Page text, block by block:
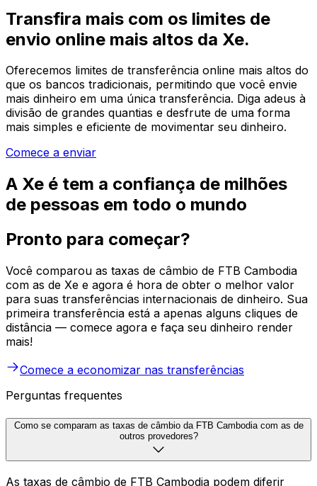
Transfira mais com os limites de
envio online mais altos da Xe.
Oferecemos limites de transferência online mais altos do
que os bancos tradicionais, permitindo que você envie
mais dinheiro em uma única transferência. Diga adeus à
divisão de grandes quantias e desfrute de uma forma
mais simples e eficiente de movimentar seu dinheiro.
Comece a enviar
A Xe é tem a confiança de milhões
de pessoas em todo o mundo
Pronto para começar?
Você comparou as taxas de câmbio de FTB Cambodia
com as de Xe e agora é hora de obter o melhor valor
para suas transferências internacionais de dinheiro. Sua
primeira transferência está a apenas alguns cliques de
distância — comece agora e faça seu dinheiro render
mais!
Comece a economizar nas transferências
Perguntas frequentes
Como se comparam as taxas de câmbio da FTB Cambodia com as de
outros provedores?
As taxas de câmbio de FTB Cambodia podem diferir